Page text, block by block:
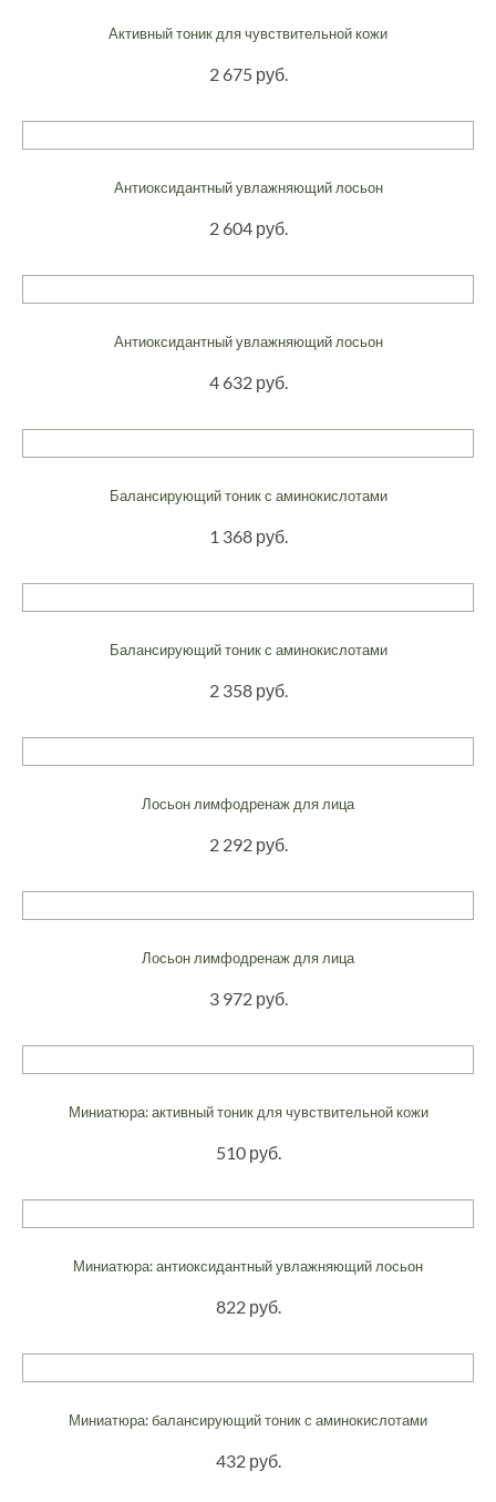
Активный тоник для чувствительной кожи
2 675 руб.
Антиоксидантный увлажняющий лосьон
2 604 руб.
Антиоксидантный увлажняющий лосьон
4 632 руб.
Балансирующий тоник с аминокислотами
1 368 руб.
Балансирующий тоник с аминокислотами
2 358 руб.
Лосьон лимфодренаж для лица
2 292 руб.
Лосьон лимфодренаж для лица
3 972 руб.
Миниатюра: активный тоник для чувствительной кожи
510 руб.
Миниатюра: антиоксидантный увлажняющий лосьон
822 руб.
Миниатюра: балансирующий тоник с аминокислотами
432 руб.